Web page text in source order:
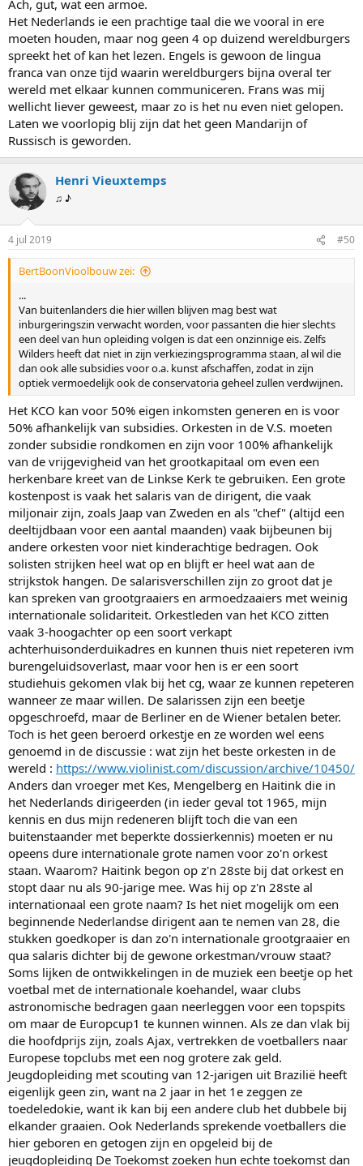
Ach, gut, wat een armoe.
Het Nederlands ie een prachtige taal die we vooral in ere
moeten houden, maar nog geen 4 op duizend wereldburgers
spreekt het of kan het lezen. Engels is gewoon de lingua
franca van onze tijd waarin wereldburgers bijna overal ter
wereld met elkaar kunnen communiceren. Frans was mij
wellicht liever geweest, maar zo is het nu even niet gelopen.
Laten we voorlopig blij zijn dat het geen Mandarijn of
Russisch is geworden.
Henri Vieuxtemps
♫ ♪
4 jul 2019 #50
BertBoonVioolbouw zei:
...
Van buitenlanders die hier willen blijven mag best wat
inburgeringszin verwacht worden, voor passanten die hier slechts
een deel van hun opleiding volgen is dat een onzinnige eis. Zelfs
Wilders heeft dat niet in zijn verkiezingsprogramma staan, al wil die
dan ook alle subsidies voor o.a. kunst afschaffen, zodat in zijn
optiek vermoedelijk ook de conservatoria geheel zullen verdwijnen.
Het KCO kan voor 50% eigen inkomsten generen en is voor
50% afhankelijk van subsidies. Orkesten in de V.S. moeten
zonder subsidie rondkomen en zijn voor 100% afhankelijk
van de vrijgevigheid van het grootkapitaal om even een
herkenbare kreet van de Linkse Kerk te gebruiken. Een grote
kostenpost is vaak het salaris van de dirigent, die vaak
miljonair zijn, zoals Jaap van Zweden en als "chef" (altijd een
deeltijdbaan voor een aantal maanden) vaak bijbeunen bij
andere orkesten voor niet kinderachtige bedragen. Ook
solisten strijken heel wat op en blijft er heel wat aan de
strijkstok hangen. De salarisverschillen zijn zo groot dat je
kan spreken van grootgraaiers en armoedzaaiers met weinig
internationale solidariteit. Orkestleden van het KCO zitten
vaak 3-hoogachter op een soort verkapt
achterhuisonderduikadres en kunnen thuis niet repeteren ivm
burengeluidsoverlast, maar voor hen is er een soort
studiehuis gekomen vlak bij het cg, waar ze kunnen repeteren
wanneer ze maar willen. De salarissen zijn een beetje
opgeschroefd, maar de Berliner en de Wiener betalen beter.
Toch is het geen beroerd orkestje en ze worden wel eens
genoemd in de discussie : wat zijn het beste orkesten in de
wereld : https://www.violinist.com/discussion/archive/10450/
Anders dan vroeger met Kes, Mengelberg en Haitink die in
het Nederlands dirigeerden (in ieder geval tot 1965, mijn
kennis en dus mijn redeneren blijft toch die van een
buitenstaander met beperkte dossierkennis) moeten er nu
opeens dure internationale grote namen voor zo'n orkest
staan. Waarom? Haitink begon op z'n 28ste bij dat orkest en
stopt daar nu als 90-jarige mee. Was hij op z'n 28ste al
internationaal een grote naam? Is het niet mogelijk om een
beginnende Nederlandse dirigent aan te nemen van 28, die
stukken goedkoper is dan zo'n internationale grootgraaier en
qua salaris dichter bij de gewone orkestman/vrouw staat?
Soms lijken de ontwikkelingen in de muziek een beetje op het
voetbal met de internationale koehandel, waar clubs
astronomische bedragen gaan neerleggen voor een topspits
om maar de Europcup1 te kunnen winnen. Als ze dan vlak bij
die hoofdprijs zijn, zoals Ajax, vertrekken de voetballers naar
Europese topclubs met een nog grotere zak geld.
Jeugdopleiding met scouting van 12-jarigen uit Brazilië heeft
eigenlijk geen zin, want na 2 jaar in het 1e zeggen ze
toedeledokie, want ik kan bij een andere club het dubbele bij
elkander graaien. Ook Nederlands sprekende voetballers die
hier geboren en getogen zijn en opgeleid bij de
jeugdopleiding De Toekomst zoeken hun echte toekomst dan